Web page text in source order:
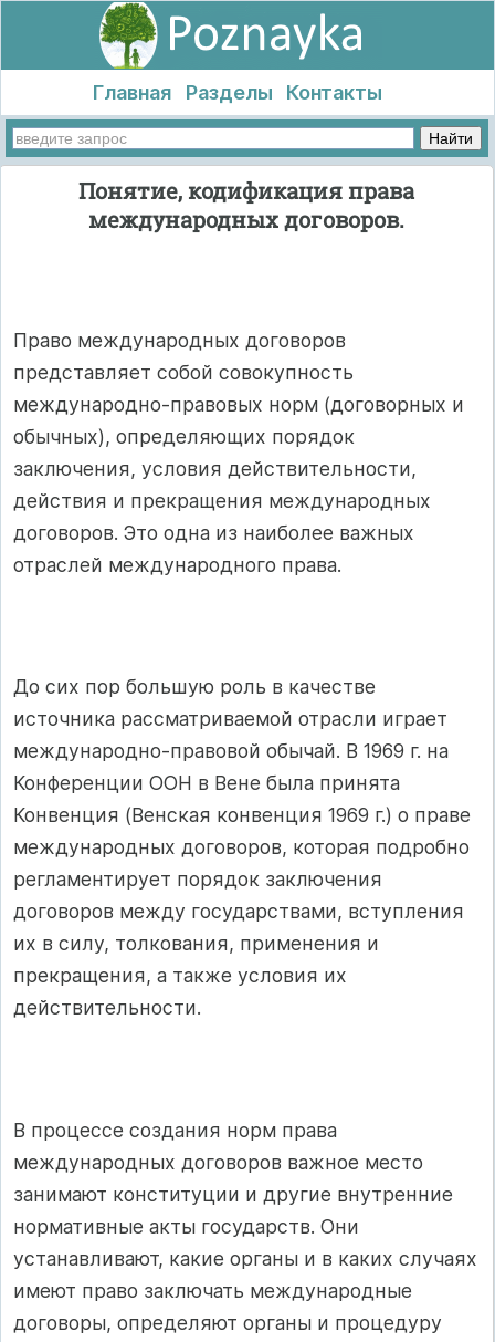
Главная Разделы Контакты
Понятие, кодификация права
международных договоров.
Право международных договоров
представляет собой совокупность
международно-правовых норм (договорных и
обычных), определяющих порядок
заключения, условия действительности,
действия и прекращения международных
договоров. Это одна из наиболее важных
отраслей международного права.
До сих пор большую роль в качестве
источника рассматриваемой отрасли играет
международно-правовой обычай. В 1969 г. на
Конференции ООН в Вене была принята
Конвенция (Венская конвенция 1969 г.) о праве
международных договоров, которая подробно
регламентирует порядок заключения
договоров между государствами, вступления
их в силу, толкования, применения и
прекращения, а также условия их
действительности.
В процессе создания норм права
международных договоров важное место
занимают конституции и другие внутренние
нормативные акты государств. Они
устанавливают, какие органы и в каких случаях
имеют право заключать международные
договоры, определяют органы и процедуру